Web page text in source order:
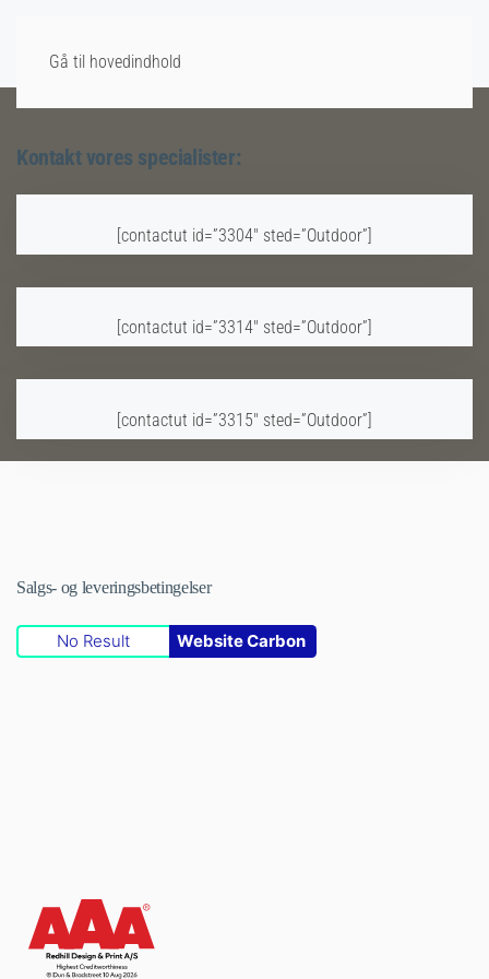
Gå til hovedindhold
Kontakt vores specialister:
[contactut id=”3304″ sted=”Outdoor”]
[contactut id=”3314″ sted=”Outdoor”]
[contactut id=”3315″ sted=”Outdoor”]
Salgs- og leveringsbetingelser
No Result Website Carbon